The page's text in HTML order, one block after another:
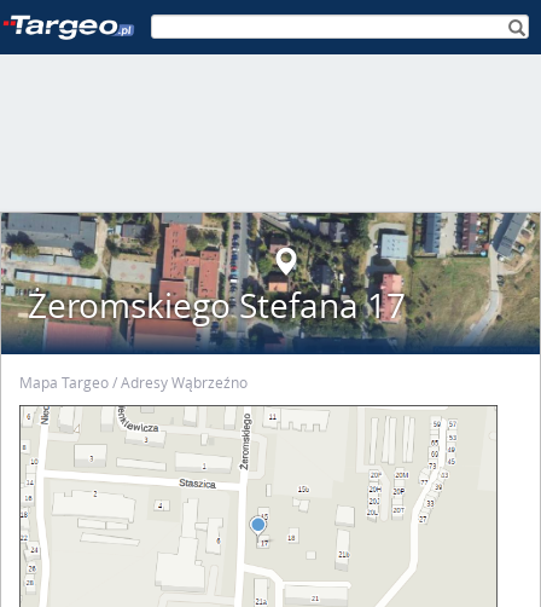
Żeromskiego Stefana 17
Mapa Targeo Adresy Wąbrzeźno